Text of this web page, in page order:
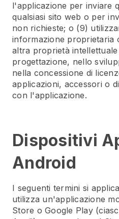
l'applicazione per inviare
qualsiasi sito web o per
non richieste; o (9)
informazione proprietaria
altra proprietà
progettazione, nello
nella concessione di
applicazioni, accessori o
con l'applicazione.
Dispositivi
Android
I seguenti termini si
utilizza un'applicazione
Store o Google Play